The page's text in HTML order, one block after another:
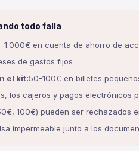
todo falla
1.000€ en cuenta de ahorro de
de gastos fijos
el kit:50-100€ en billetes
los cajeros y pagos electrónicos
100€) pueden ser rechazados
impermeable junto a los